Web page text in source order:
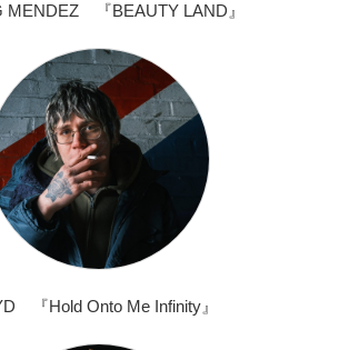
MENDEZ 『BEAUTY LAND』
『Hold Onto Me Infinity』